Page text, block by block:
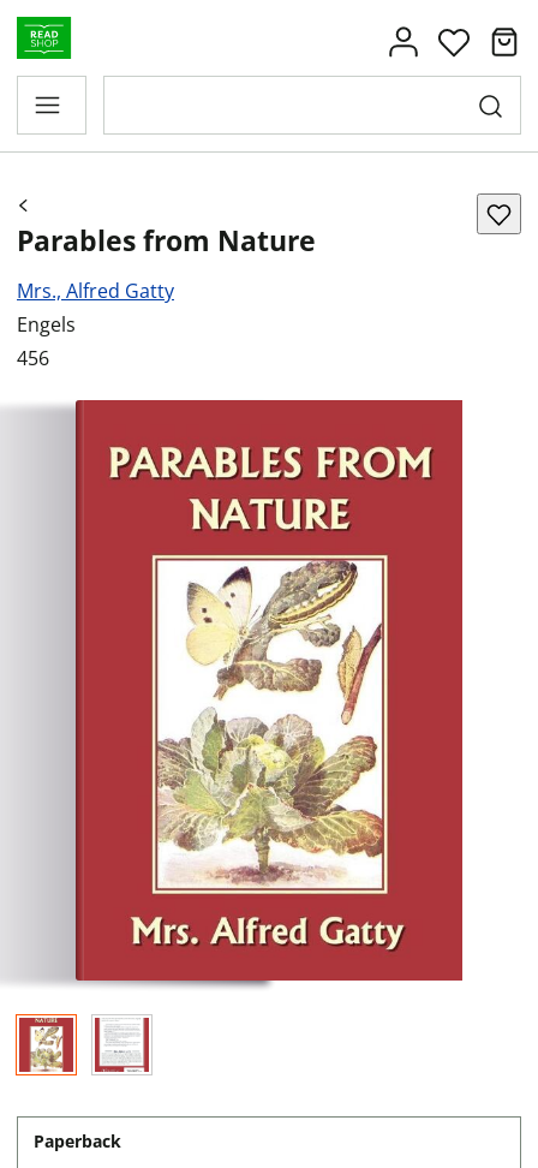
Parables from Nature
Mrs., Alfred Gatty
Engels
456
Paperback